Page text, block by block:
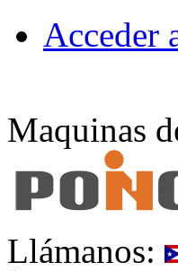
Acceder
Maquinas
Llámanos: